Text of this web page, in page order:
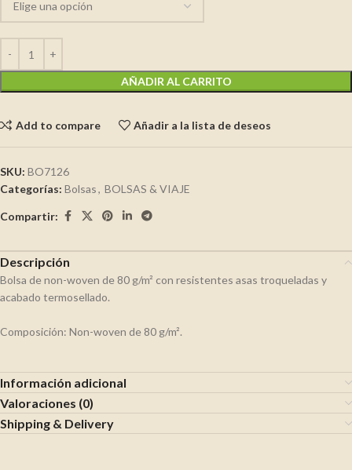
AÑADIR AL CARRITO
Add to compare Añadir a la lista de deseos
SKU: BO7126
Categorías: Bolsas, BOLSAS & VIAJE
Compartir:
Descripción
Bolsa de non-woven de 80 g/m² con resistentes asas troqueladas y
acabado termosellado.
Composición: Non-woven de 80 g/m².
Información adicional
Valoraciones (0)
Shipping & Delivery